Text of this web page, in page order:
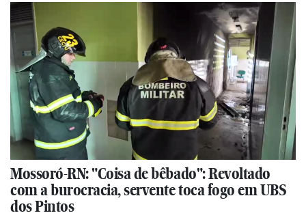
Mossoró-RN: "Coisa de bêbado": Revoltado
com a burocracia, servente toca fogo em UBS
dos Pintos